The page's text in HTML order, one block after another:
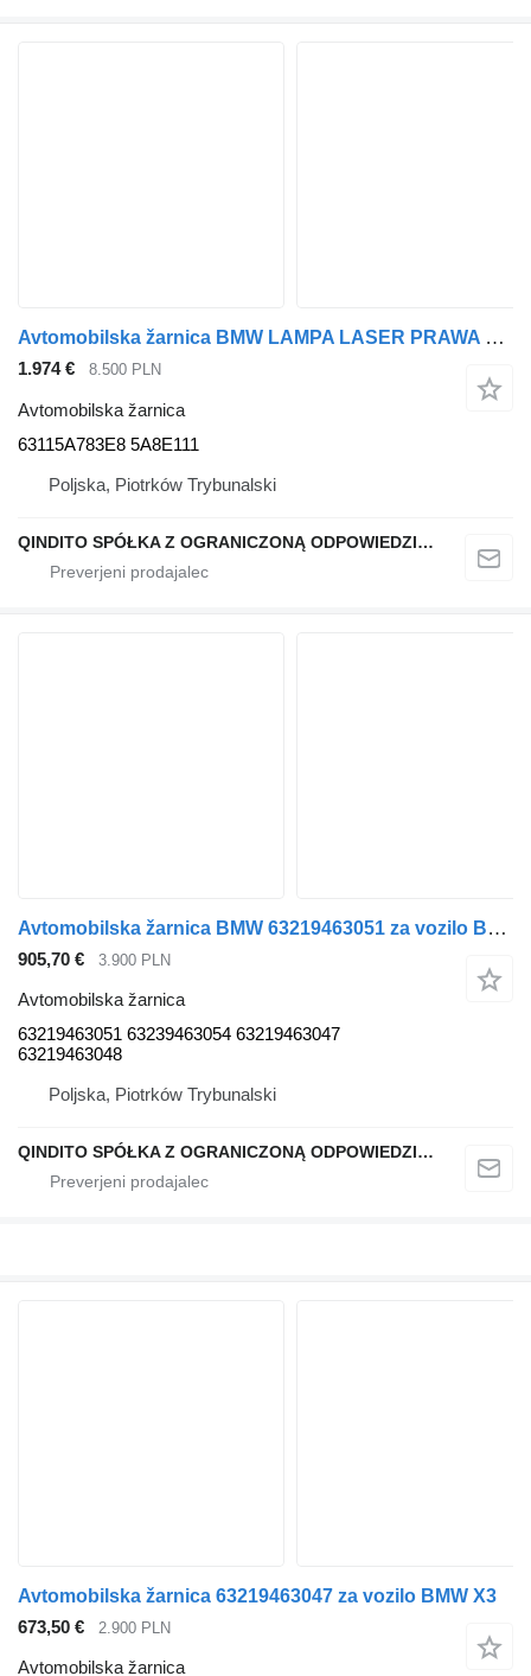
Avtomobilska žarnica BMW LAMPA LASER PRAWA X5 G05 X6 G06 M-PAKIET 63115A783E8 za vozilo
1.974 € 8.500 PLN
Avtomobilska žarnica
63115A783E8 5A8E111
Poljska, Piotrków Trybunalski
QINDITO SPÓŁKA Z OGRANICZONĄ ODPOWIEDZIALNOŚCIĄ
Avtomobilska žarnica BMW 63219463051 za vozilo BMW X3 G01
905,70 € 3.900 PLN
Avtomobilska žarnica
63219463051 63239463054 63219463047
63219463048
Poljska, Piotrków Trybunalski
QINDITO SPÓŁKA Z OGRANICZONĄ ODPOWIEDZIALNOŚCIĄ
Avtomobilska žarnica 63219463047 za vozilo BMW X3
673,50 €
2.900 PLN
Avtomobilska žarnica